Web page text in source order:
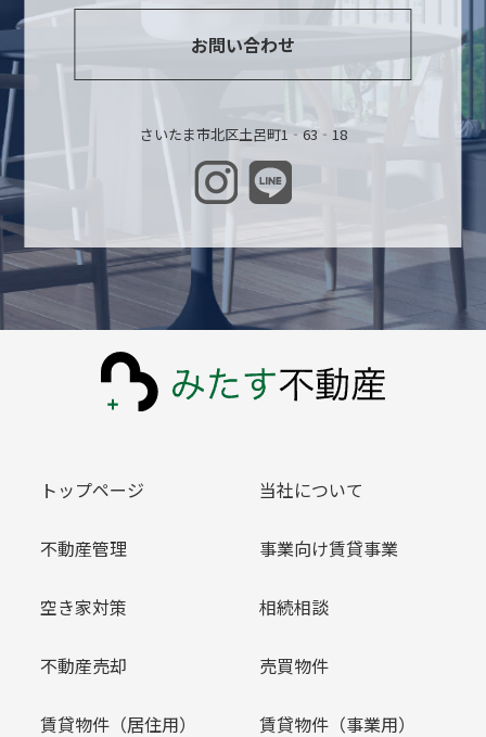
お問い合わせ
さいたま市北区土呂町1‐63‐18
トップページ 当社について
不動産管理 事業向け賃貸事業
空き家対策 相続相談
不動産売却 売買物件
賃貸物件（居住用） 賃貸物件（事業用）